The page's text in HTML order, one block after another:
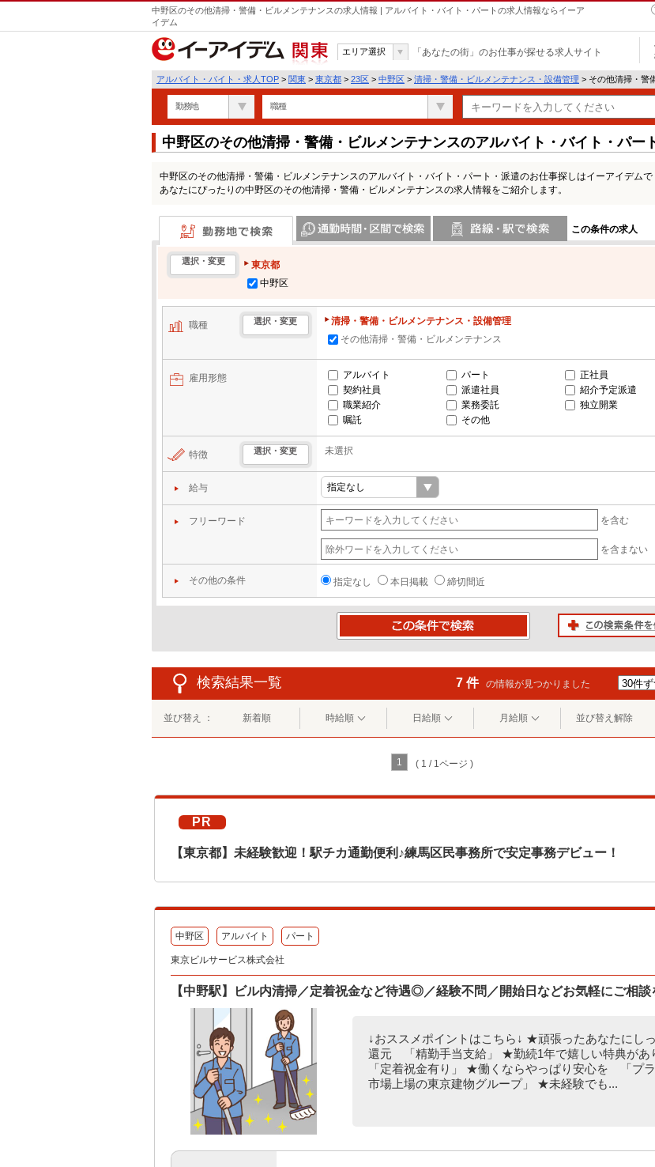
中野区のその他清掃・警備・ビルメンテナンスの求人情報 | アルバイト・バイト・パートの求人情報ならイーア
イデム
関東
エリア選択 「あなたの街」のお仕事が探せる求人サイト
アルバイト・バイト・求人TOP > 関東 > 東京都 > 23区 > 中野区 > 清掃・警備・ビルメンテナンス・設備管理 > その他清掃・警
勤務地 職種
中野区のその他清掃・警備・ビルメンテナンスのアルバイト・バイト・パー
中野区のその他清掃・警備・ビルメンテナンスのアルバイト・バイト・パート・派遣のお仕事探しはイーアイデムで
あなたにぴったりの中野区のその他清掃・警備・ビルメンテナンスの求人情報をご紹介します。
この条件の求人
勤務地で検索
選択・変更
東京都
中野区
職種 選択・変更
清掃・警備・ビルメンテナンス・設備管理
その他清掃・警備・ビルメンテナンス
雇用形態 アルバイト パート
正社員
契約社員
派遣社員
紹介予定派遣
職業紹介
業務委託
独立開業
嘱託
その他
特徴 選択・変更 未選択
給与
フリーワード を含む
を含まない
その他の条件 指定なし 本日掲載 締切間近
検索結果一覧 7 件 の情報が見つかりました
並び替え ： 新着順 時給順 日給順 月給順 並び替え解除
1 ( 1 / 1ページ )
PR
【東京都】未経験歓迎！駅チカ通勤便利♪練馬区民事務所で安定事務デビュー！
中野区 アルバイト パート
東京ビルサービス株式会社
【中野駅】ビル内清掃／定着祝金など待遇◎／経験不問／開始日などお気軽にご相談
↓おススメポイントはこちら↓ ★頑張ったあなたにし
還元 「精勤手当支給」 ★勤続1年で嬉しい特典があ
「定着祝金有り」 ★働くならやっぱり安心を 「プ
市場上場の東京建物グループ」 ★未経験でも...